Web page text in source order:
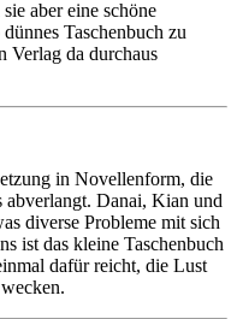
aber eine schöne
Taschenbuch zu
Verlag da durchaus
in Novellenform, die
Danai, Kian und
diverse Probleme mit sich
ist das kleine Taschenbuch
dafür reicht, die Lust